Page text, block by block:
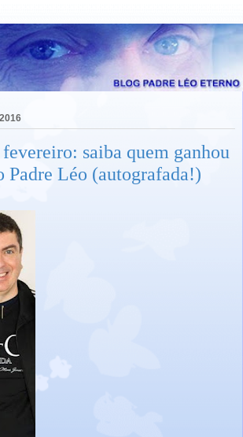
saiba quem ganhou
Padre Léo (autografada!)